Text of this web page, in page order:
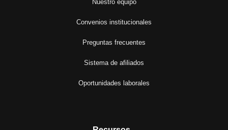
Nuestro equipo
Convenios institucionales
Preguntas frecuentes
Sistema de afiliados
Oportunidades laborales